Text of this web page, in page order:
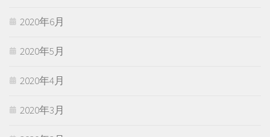
2020年6月
2020年5月
2020年4月
2020年3月